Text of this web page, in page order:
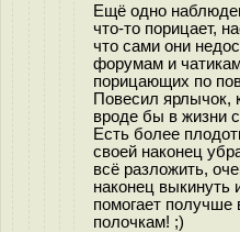
Ещё одно
что-то порицает,
что сами они
форумам и
порицающих по
Повесил ярлычок,
вроде бы в жизни
Есть более
своей наконец
всё разложить,
наконец выкинуть
помогает получше
полочкам! ;)